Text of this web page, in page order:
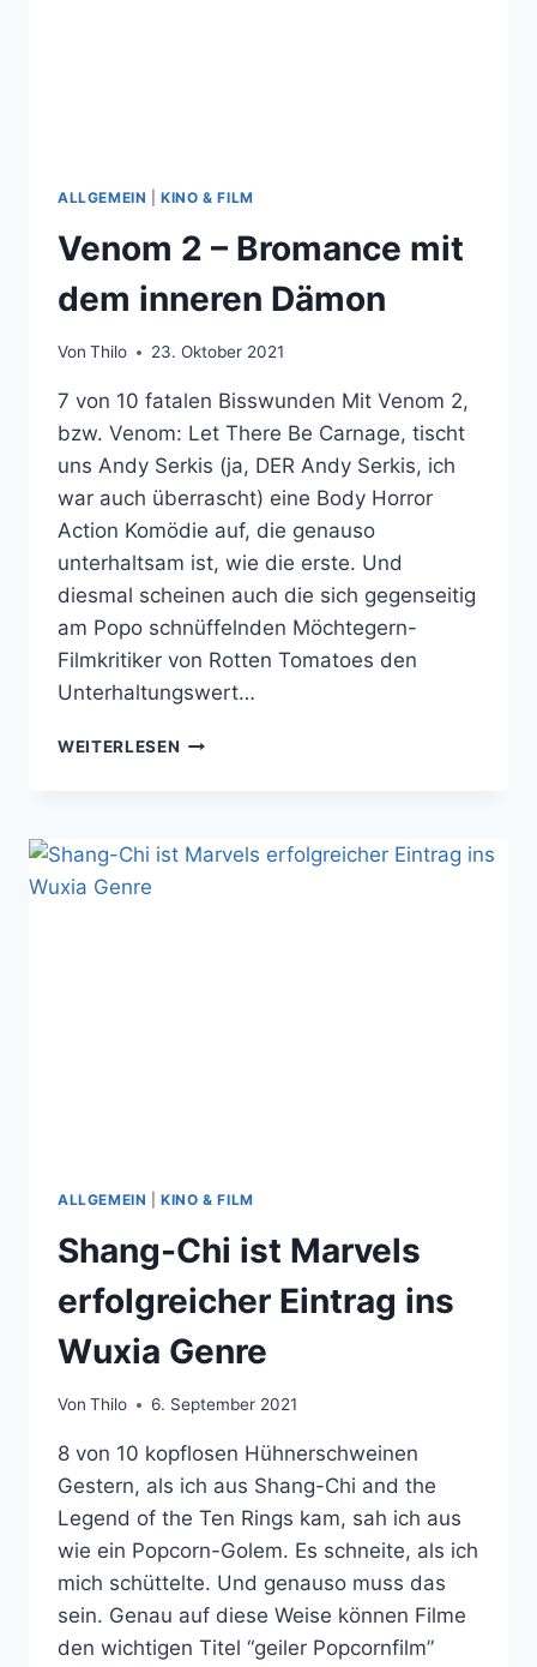
ALLGEMEIN |KINO & FILM
Venom 2 – Bromance mit
dem inneren Dämon
Von Thilo 23. Oktober 2021
7 von 10 fatalen Bisswunden Mit Venom 2,
bzw. Venom: Let There Be Carnage, tischt
uns Andy Serkis (ja, DER Andy Serkis, ich
war auch überrascht) eine Body Horror
Action Komödie auf, die genauso
unterhaltsam ist, wie die erste. Und
diesmal scheinen auch die sich gegenseitig
am Popo schnüffelnden Möchtegern-
Filmkritiker von Rotten Tomatoes den
Unterhaltungswert…
WEITERLESEN VENOM
DEM
ALLGEMEIN |KINO & FILM
Shang-Chi ist Marvels
erfolgreicher Eintrag ins
Wuxia Genre
Von Thilo 6. September 2021
8 von 10 kopflosen Hühnerschweinen
Gestern, als ich aus Shang-Chi and the
Legend of the Ten Rings kam, sah ich aus
wie ein Popcorn-Golem. Es schneite, als ich
mich schüttelte. Und genauso muss das
sein. Genau auf diese Weise können Filme
den wichtigen Titel “geiler Popcornfilm”